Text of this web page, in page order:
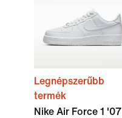
Legnépszerűbb
termék
Nike Air Force 1 '07